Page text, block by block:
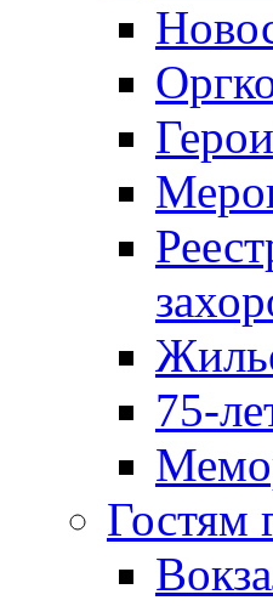
75-
Гостям